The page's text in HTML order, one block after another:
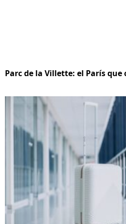
Parc de la Villette: el París